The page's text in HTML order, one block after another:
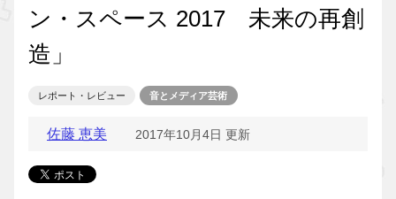
ン・スペース 2017 未来の再創
造」
レポート・レビュー 音とメディア芸術
佐藤 恵美 2017年10月4日 更新